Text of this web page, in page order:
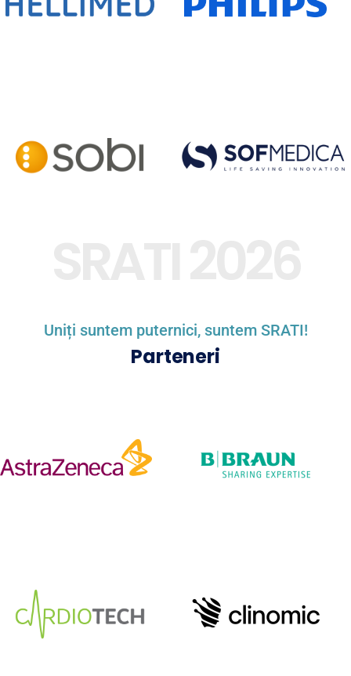
Uniți suntem puternici, suntem SRATI!
Parteneri